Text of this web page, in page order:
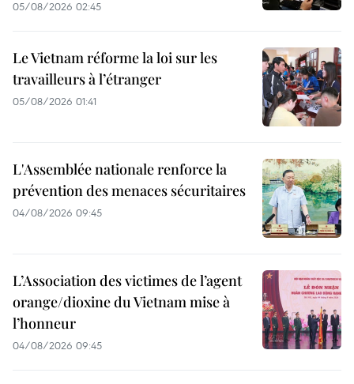
05/08/2026 02:45
Le Vietnam réforme la loi sur les
travailleurs à l’étranger
05/08/2026 01:41
L'Assemblée nationale renforce la
prévention des menaces sécuritaires
04/08/2026 09:45
L’Association des victimes de l’agent
orange/dioxine du Vietnam mise à
l’honneur
04/08/2026 09:45